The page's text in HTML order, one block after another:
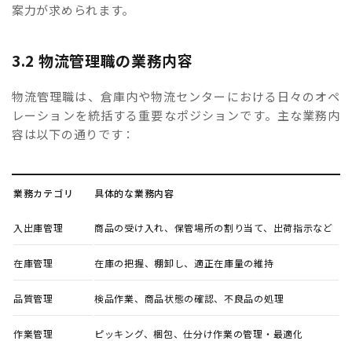
案力が求められます。
3.2 物流管理職の業務内容
物流管理職は、倉庫内や物流センターにおける日々のオペ
レーションを統括する重要なポジションです。主な業務内
容は以下の通りです：
業務カテゴリ 具体的な業務内容
入出庫管理 商品の受け入れ、保管場所の割り当て、出荷指示など
在庫管理 在庫の把握、棚卸し、適正在庫量の維持
品質管理 検品作業、商品状態の確認、不良品の処理
作業管理 ピッキング、梱包、仕分け作業の管理・最適化